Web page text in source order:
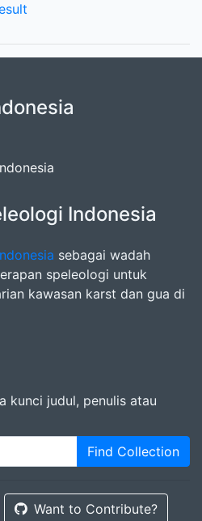
Indonesia
sebagai wadah
speleologi untuk
kawasan karst dan gua di
kunci judul, penulis atau
Find Collection
Want to Contribute?